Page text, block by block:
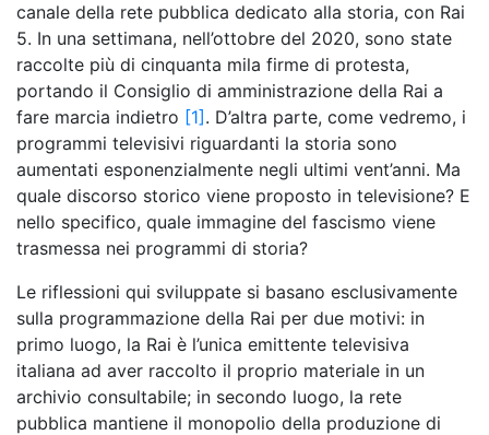
canale della rete pubblica dedicato alla storia, con Rai
5. In una settimana, nell’ottobre del 2020, sono state
raccolte più di cinquanta mila firme di protesta,
portando il Consiglio di amministrazione della Rai a
fare marcia indietro [1] . D’altra parte, come vedremo, i
programmi televisivi riguardanti la storia sono
aumentati esponenzialmente negli ultimi vent’anni. Ma
quale discorso storico viene proposto in televisione? E
nello specifico, quale immagine del fascismo viene
trasmessa nei programmi di storia?
Le riflessioni qui sviluppate si basano esclusivamente
sulla programmazione della Rai per due motivi: in
primo luogo, la Rai è l’unica emittente televisiva
italiana ad aver raccolto il proprio materiale in un
archivio consultabile; in secondo luogo, la rete
pubblica mantiene il monopolio della produzione di